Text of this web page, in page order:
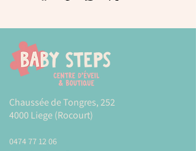
Fonctionnalités:
Léger et portable
Mobiles en silicium réutilisables
Page de puzzle pour stocker les élements
Jeu imaginaire ouvert
Plus d'informations sur la marque
Chaussée de Tongres, 252
4000 Liege (Rocourt)
0474 77 12 06